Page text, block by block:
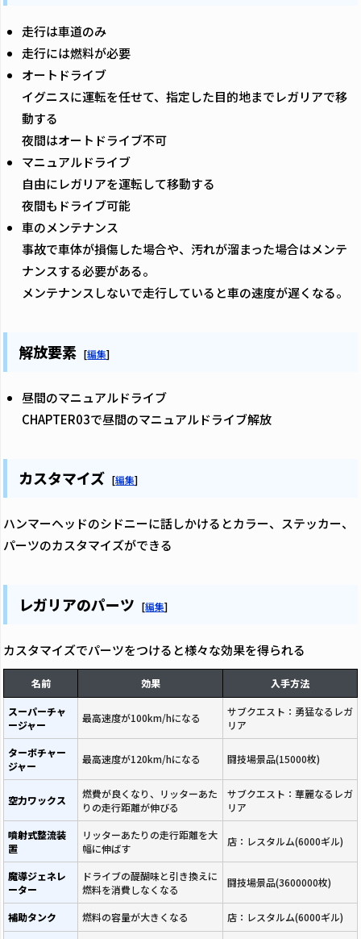
走行は車道のみ
走行には燃料が必要
オートドライブ
イグニスに運転を任せて、指定した目的地までレガリアで移
動する
夜間はオートドライブ不可
マニュアルドライブ
自由にレガリアを運転して移動する
夜間もドライブ可能
車のメンテナンス
事故で車体が損傷した場合や、汚れが溜まった場合はメンテ
ナンスする必要がある。
メンテナンスしないで走行していると車の速度が遅くなる。
解放要素 [編集]
昼間のマニュアルドライブ
CHAPTER03で昼間のマニュアルドライブ解放
カスタマイズ [編集]
ハンマーヘッドのシドニーに話しかけるとカラー、ステッカー、
パーツのカスタマイズができる
レガリアのパーツ [編集]
カスタマイズでパーツをつけると様々な効果を得られる
名前 効果 入手方法
スーパーチャ
ージャー
最高速度が100km/hになる
サブクエスト：勇猛なるレガ
リア
ターボチャー
ジャー
最高速度が120km/hになる 闘技場景品(15000枚)
空力ワックス
燃費が良くなり、リッターあた
りの走行距離が伸びる
サブクエスト：華麗なるレガ
リア
噴射式整流装
置
リッターあたりの走行距離を大
幅に伸ばす
店：レスタルム(6000ギル)
魔導ジェネレ
ーター
ドライブの醍醐味と引き換えに
燃料を消費しなくなる
闘技場景品(3600000枚)
補助タンク 燃料の容量が大きくなる 店：レスタルム(6000ギル)